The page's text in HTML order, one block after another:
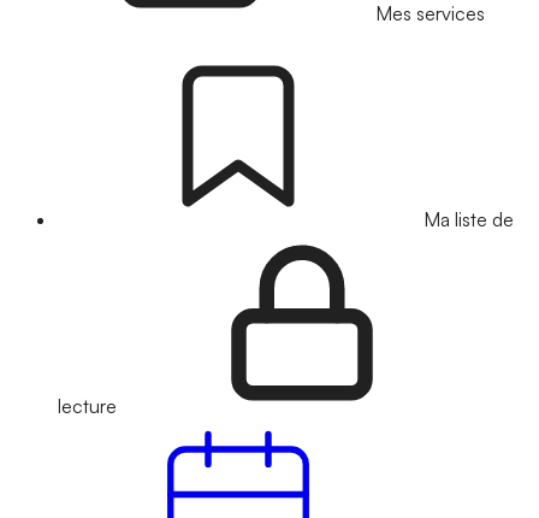
Mes services
Ma liste de
lecture